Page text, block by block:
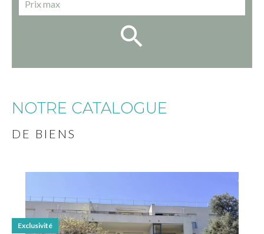
NOTRE CATALOGUE
DE BIENS
Exclusivité